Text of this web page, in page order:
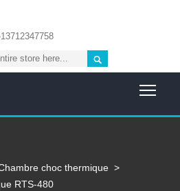

choc thermique >
RTS-480